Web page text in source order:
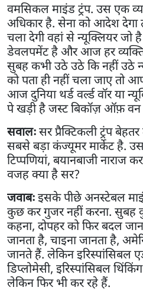
वमसिकल माइंड ट्रंप. उस एक
अधिकार है. सेना को आदेश देगा
चला देगी वहां से न्यूक्लियर जो
डेवलपमेंट है और आज हर व्यक्ति
सुबह कभी उठे उठे कि नहीं उठे
को पता ही नहीं चला जाए तो
आज दुनिया थर्ड वर्ल्ड वॉर या
पे खड़ी है जस्ट बिकॉज़ ऑफ़ वन
सवालःसर प्रैक्टिकली ट्रंप
सबसे बड़ा कंज्यूमर मार्केट है.
टिप्पणियां, बयानबाजी नाराज
वजह क्या है सर?
जवाबःइसके पीछे अनस्टेबल
कुछ कर गुजर नहीं करना.
कहना, दोपहर को फिर बदल
जानता है, चाइना जानता है,
जानते हैं. लेकिन इरिस्पांसिबल
डिप्लोमेसी, इरिस्पांसिबल
लेकिन फिर भी कर रहे हैं.